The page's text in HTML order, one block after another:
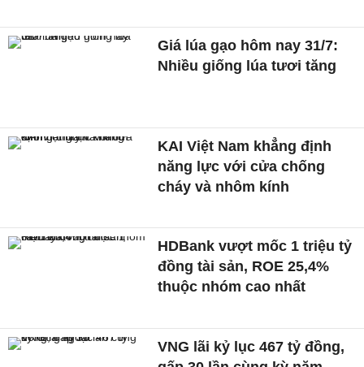
Giá lúa gạo hôm nay 31/7:
Nhiều giống lúa tươi tăng
KAI Việt Nam khẳng định
năng lực với cửa chống
cháy và nhôm kính
HDBank vượt mốc 1 triệu tỷ
đồng tài sản, ROE 25,4%
thuộc nhóm cao nhất
VNG lãi kỷ lục 467 tỷ đồng,